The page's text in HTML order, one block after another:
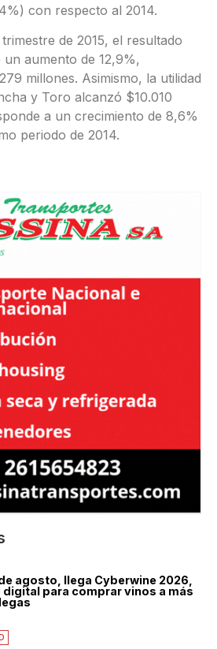
con respecto al 2014.
de 2015, el resultado
aumento de 12,9%,
millones. Asimismo, la utilidad
y Toro alcanzó $10.010
a un crecimiento de 8,6%
periodo de 2014.
agosto, llega Cyberwine 2026,
digital para comprar vinos a más